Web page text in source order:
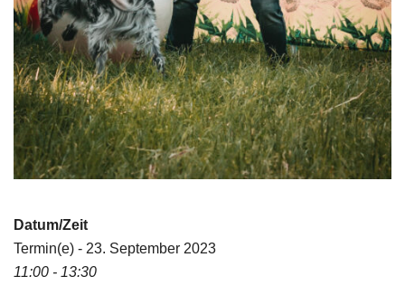
Datum/Zeit
Termin(e) - 23. September 2023
11:00 - 13:30